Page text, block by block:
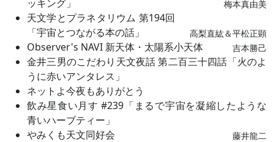
ッキング」
梅本真由美
天文学とプラネタリウム 第194回
「宇宙とつながる本の話」
高梨直紘＆平松正顕
Observer's NAVI 新天体・太陽系小天体 吉本勝己
金井三男のこだわり天文夜話 第二百三十四話「火のよ
うに赤いアンタレス」
ネットよ今夜もありがとう
飲み星食い月す #239「まるで宇宙を凝縮したような
青いハーブティー」
やみくも天文同好会
藤井龍二